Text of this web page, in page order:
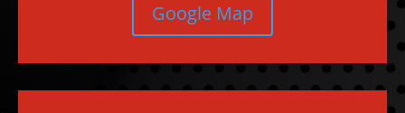
Google Map